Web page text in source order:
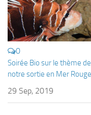
Plongeur N1
Plongeur N2
Plongeur N3
Guide de
Initiateur
0
Soirée Bio sur le thème de
notre sortie en Mer Rouge
29 Sep, 2019